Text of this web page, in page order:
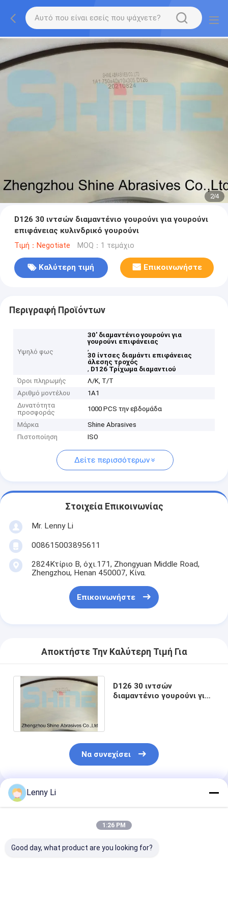
2/4
D126 30 ιντσών διαμαντένιο γουρούνι για γουρούνι
επιφάνειας κυλινδρικό γουρούνι
Τιμή：Negotiate MOQ：1 τεμάχιο
Καλύτερη τιμή Επικοινωνήστε
Περιγραφή Προϊόντων
Υψηλό φως
30' διαμαντένιο γουρούνι για
γουρούνι επιφάνειας
,
30 ίντσες διαμάντι επιφάνειας
άλεσης τροχός
, D126 Τρίχωμα διαμαντιού
Όροι πληρωμής
Λ/Κ, Τ/Τ
Αριθμό μοντέλου
1Α1
Δυνατότητα
προσφοράς
1000 PCS την εβδομάδα
Μάρκα
Shine Abrasives
Πιστοποίηση
ISO
Δείτε περισσότερων
Στοιχεία Επικοινωνίας
Mr. Lenny Li
008615003895611
2824Κτίριο Β, όχι.171, Zhongyuan Middle Road,
Zhengzhou, Henan 450007, Κίνα.
Επικοινωνήστε
Αποκτήστε Την Καλύτερη Τιμή Για
D126 30 ιντσών
διαμαντένιο γουρούνι για
Να συνεχίσει
Συνιστώμενα Προϊόντα
Lenny Li
1:26 PM
Good day, what product are you looking for?